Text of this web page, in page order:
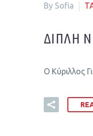
By Sofia
ΔΙΠΛΉ
Ο Κύριλλος